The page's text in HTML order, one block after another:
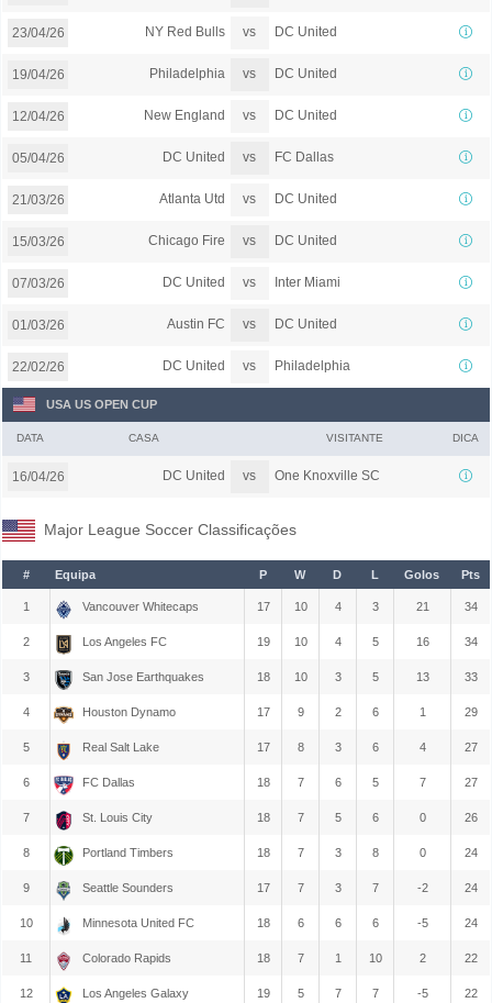
23/04/26 NY Red Bulls vs DC United
19/04/26 Philadelphia vs DC United
12/04/26 New England vs DC United
05/04/26 DC United vs FC Dallas
21/03/26 Atlanta Utd vs DC United
15/03/26 Chicago Fire vs DC United
07/03/26 DC United vs Inter Miami
01/03/26 Austin FC vs DC United
22/02/26 DC United vs Philadelphia
USA US OPEN CUP
DATA CASA VISITANTE DICA
16/04/26 DC United vs One Knoxville SC
Major League Soccer Classificações
# Equipa P W D L Golos Pts
1 Vancouver Whitecaps 17 10 4 3 21 34
2 Los Angeles FC 19 10 4 5 16 34
3 San Jose Earthquakes 18 10 3 5 13 33
4 Houston Dynamo 17 9 2 6 1 29
5 Real Salt Lake 17 8 3 6 4 27
6 FC Dallas 18 7 6 5 7 27
7 St. Louis City 18 7 5 6 0 26
8 Portland Timbers 18 7 3 8 0 24
9 Seattle Sounders 17 7 3 7 -2 24
10 Minnesota United FC 18 6 6 6 -5 24
11 Colorado Rapids 18 7 1 10 2 22
12 Los Angeles Galaxy 19 5 7 7 -5 22